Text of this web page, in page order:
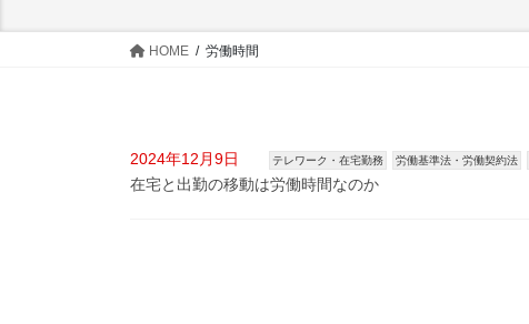
HOME 労働時間
2024年12月9日 テレワーク・在宅勤務 労働基準法・労働契約法
在宅と出勤の移動は労働時間なのか